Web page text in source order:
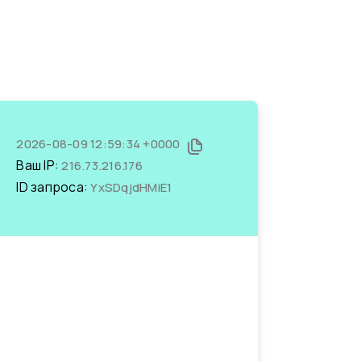
2026-08-09 12:59:34 +0000
Ваш IP:216.73.216.176
ID запроса:YxSDqjdHMiE1